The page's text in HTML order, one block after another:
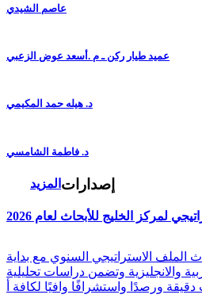
عاصم الشيدي
عميد طيار ركن ـ م .أسعد عوض الزعبي
د. هيله حمد المكيمي
د. فاطمة الشامسي
المزيد إصدارات
لمركز الخليج للأبحاث لعام 2026
الملف الاستراتيجي السنوي مع بداية
العربية والانجليزية وتضمن دراسات تحليلية
ورصدًا واستشرافًا وافيًا لكافة أ